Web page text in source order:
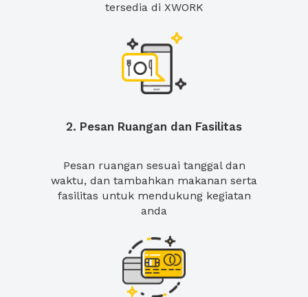
tersedia di XWORK
2. Pesan Ruangan dan Fasilitas
Pesan ruangan sesuai tanggal dan
waktu, dan tambahkan makanan serta
fasilitas untuk mendukung kegiatan
anda